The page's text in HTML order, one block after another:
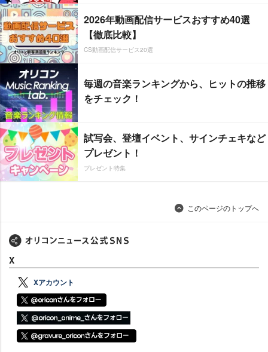
2026年動画配信サービスおすすめ40選
【徹底比較】
CS動画配信サービス20選
毎週の音楽ランキングから、ヒットの推移
をチェック！
試写会、登壇イベント、サインチェキなど
プレゼント！
プレゼント特集
このページのトップへ
X
Xアカウント